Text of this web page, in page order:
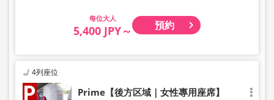
大人
5,400 JPY～ 預約
4列座位
Prime【後方区域｜女性專用座席】